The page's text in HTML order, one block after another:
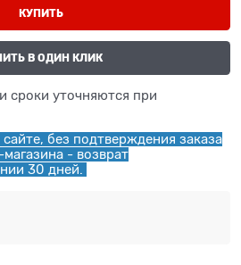
КУПИТЬ
В ОДИН КЛИК
сроки уточняются при
без подтверждения заказа
- возврат
30 дней.